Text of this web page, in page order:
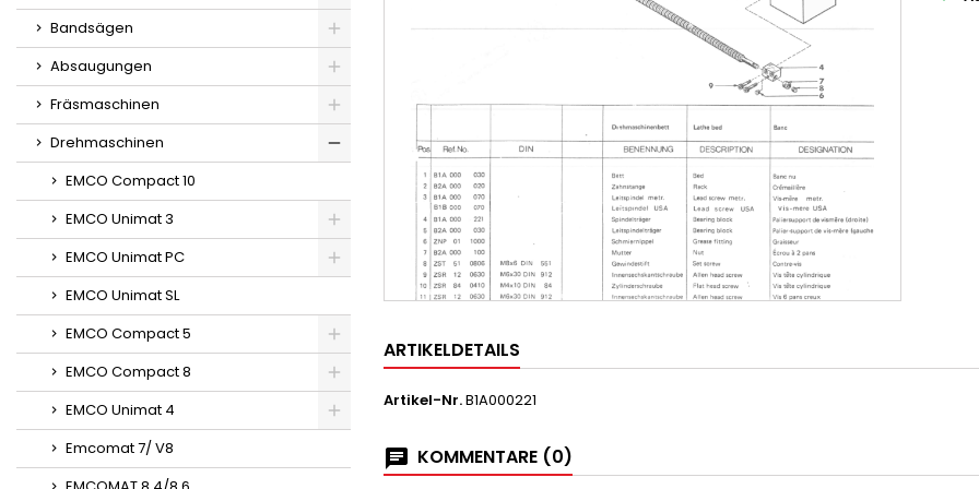
Bandsägen
Absaugungen
Fräsmaschinen
Drehmaschinen
EMCO Compact 10
EMCO Unimat 3
EMCO Unimat PC
EMCO Unimat SL
EMCO Compact 5
EMCO Compact 8
EMCO Unimat 4
Emcomat 7/ V8
ARTIKELDETAILS
Artikel-Nr.B1A000221
KOMMENTARE (0)